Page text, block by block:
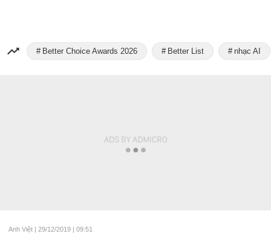
Better Choice Awards 2026 Better List nhạc AI
Anh Việt | 29/12/2019 | 09:51